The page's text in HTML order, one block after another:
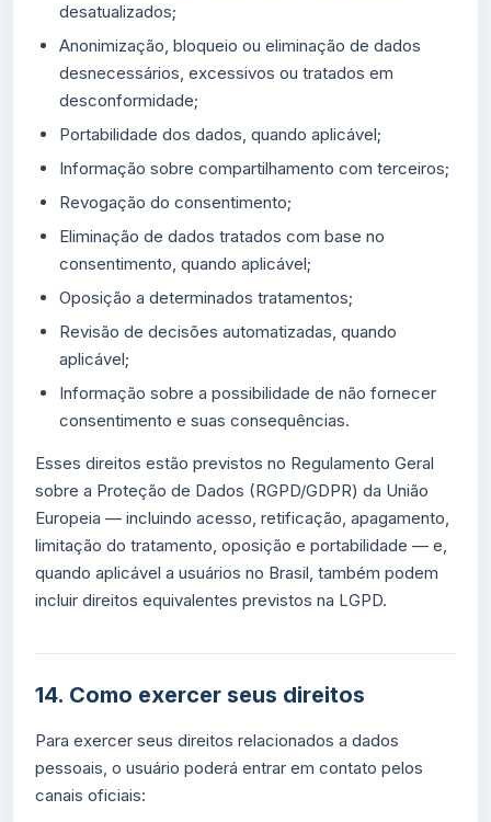
desatualizados;
Anonimização, bloqueio ou eliminação de dados
desnecessários, excessivos ou tratados em
desconformidade;
Portabilidade dos dados, quando aplicável;
Informação sobre compartilhamento com terceiros;
Revogação do consentimento;
Eliminação de dados tratados com base no
consentimento, quando aplicável;
Oposição a determinados tratamentos;
Revisão de decisões automatizadas, quando
aplicável;
Informação sobre a possibilidade de não fornecer
consentimento e suas consequências.
Esses direitos estão previstos no Regulamento Geral
sobre a Proteção de Dados (RGPD/GDPR) da União
Europeia — incluindo acesso, retificação, apagamento,
limitação do tratamento, oposição e portabilidade — e,
quando aplicável a usuários no Brasil, também podem
incluir direitos equivalentes previstos na LGPD.
14. Como exercer seus direitos
Para exercer seus direitos relacionados a dados
pessoais, o usuário poderá entrar em contato pelos
canais oficiais: